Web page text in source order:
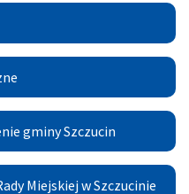
gminy Szczucin
Miejskiej w Szczucinie